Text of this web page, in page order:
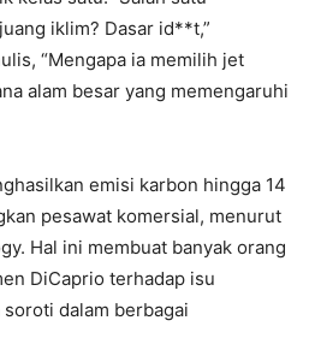
iklim? Dasar id**t,”
“Mengapa ia memilih jet
alam besar yang memengaruhi
emisi karbon hingga 14
pesawat komersial, menurut
Hal ini membuat banyak orang
DiCaprio terhadap isu
dalam berbagai